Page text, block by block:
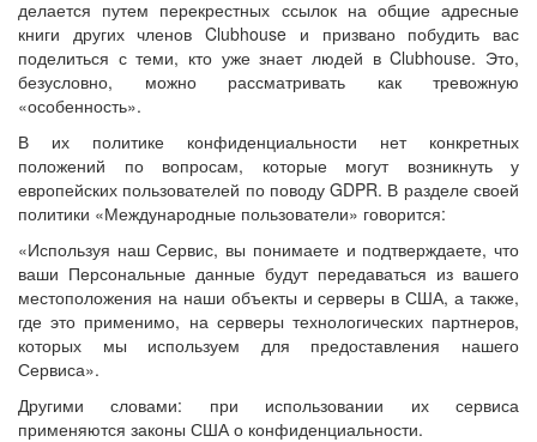
делается путем перекрестных ссылок на общие адресные
книги других членов Clubhouse и призвано побудить вас
поделиться с теми, кто уже знает людей в Clubhouse. Это,
безусловно, можно рассматривать как тревожную
«особенность».
В их политике конфиденциальности нет конкретных
положений по вопросам, которые могут возникнуть у
европейских пользователей по поводу GDPR. В разделе своей
политики «Международные пользователи» говорится:
«Используя наш Сервис, вы понимаете и подтверждаете, что
ваши Персональные данные будут передаваться из вашего
местоположения на наши объекты и серверы в США, а также,
где это применимо, на серверы технологических партнеров,
которых мы используем для предоставления нашего
Сервиса».
Другими словами: при использовании их сервиса
применяются законы США о конфиденциальности.